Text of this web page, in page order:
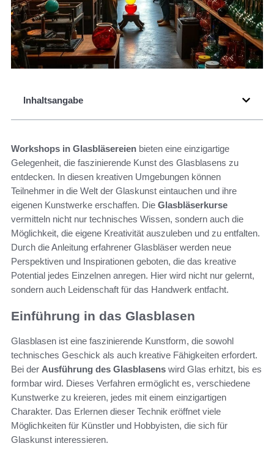
Inhaltsangabe
Workshops in Glasbläsereien bieten eine einzigartige
Gelegenheit, die faszinierende Kunst des Glasblasens zu
entdecken. In diesen kreativen Umgebungen können
Teilnehmer in die Welt der Glaskunst eintauchen und ihre
eigenen Kunstwerke erschaffen. Die Glasbläserkurse
vermitteln nicht nur technisches Wissen, sondern auch die
Möglichkeit, die eigene Kreativität auszuleben und zu entfalten.
Durch die Anleitung erfahrener Glasbläser werden neue
Perspektiven und Inspirationen geboten, die das kreative
Potential jedes Einzelnen anregen. Hier wird nicht nur gelernt,
sondern auch Leidenschaft für das Handwerk entfacht.
Einführung in das Glasblasen
Glasblasen ist eine faszinierende Kunstform, die sowohl
technisches Geschick als auch kreative Fähigkeiten erfordert.
Bei der Ausführung des Glasblasens wird Glas erhitzt, bis es
formbar wird. Dieses Verfahren ermöglicht es, verschiedene
Kunstwerke zu kreieren, jedes mit einem einzigartigen
Charakter. Das Erlernen dieser Technik eröffnet viele
Möglichkeiten für Künstler und Hobbyisten, die sich für
Glaskunst interessieren.